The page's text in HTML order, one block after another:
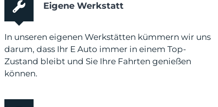
Eigene Werkstatt
In unseren eigenen Werkstätten kümmern wir uns
darum, dass Ihr E Auto immer in einem Top-
Zustand bleibt und Sie Ihre Fahrten genießen
können.